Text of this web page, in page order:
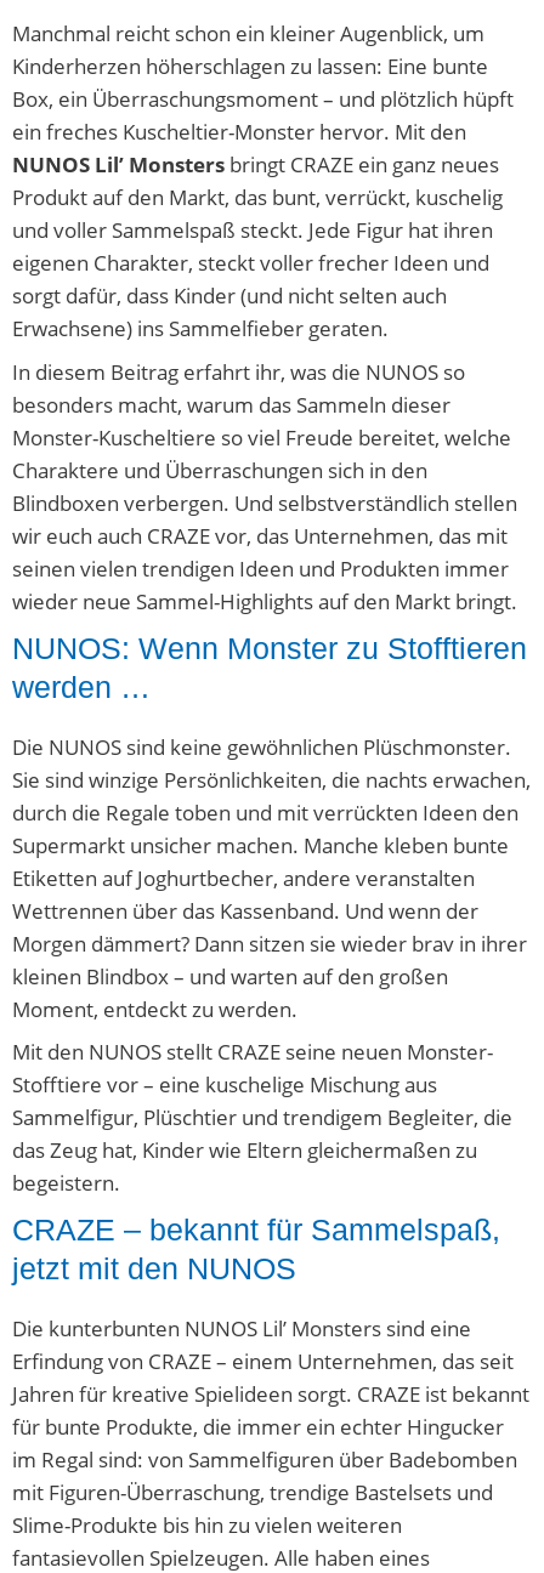
Manchmal reicht schon ein kleiner Augenblick, um
Kinderherzen höherschlagen zu lassen: Eine bunte
Box, ein Überraschungsmoment – und plötzlich hüpft
ein freches Kuscheltier-Monster hervor. Mit den
NUNOS Lil’ Monsters bringt CRAZE ein ganz neues
Produkt auf den Markt, das bunt, verrückt, kuschelig
und voller Sammelspaß steckt. Jede Figur hat ihren
eigenen Charakter, steckt voller frecher Ideen und
sorgt dafür, dass Kinder (und nicht selten auch
Erwachsene) ins Sammelfieber geraten.
In diesem Beitrag erfahrt ihr, was die NUNOS so
besonders macht, warum das Sammeln dieser
Monster-Kuscheltiere so viel Freude bereitet, welche
Charaktere und Überraschungen sich in den
Blindboxen verbergen. Und selbstverständlich stellen
wir euch auch CRAZE vor, das Unternehmen, das mit
seinen vielen trendigen Ideen und Produkten immer
wieder neue Sammel-Highlights auf den Markt bringt.
NUNOS: Wenn Monster zu Stofftieren
werden …
Die NUNOS sind keine gewöhnlichen Plüschmonster.
Sie sind winzige Persönlichkeiten, die nachts erwachen,
durch die Regale toben und mit verrückten Ideen den
Supermarkt unsicher machen. Manche kleben bunte
Etiketten auf Joghurtbecher, andere veranstalten
Wettrennen über das Kassenband. Und wenn der
Morgen dämmert? Dann sitzen sie wieder brav in ihrer
kleinen Blindbox – und warten auf den großen
Moment, entdeckt zu werden.
Mit den NUNOS stellt CRAZE seine neuen Monster-
Stofftiere vor – eine kuschelige Mischung aus
Sammelfigur, Plüschtier und trendigem Begleiter, die
das Zeug hat, Kinder wie Eltern gleichermaßen zu
begeistern.
CRAZE – bekannt für Sammelspaß,
jetzt mit den NUNOS
Die kunterbunten NUNOS Lil’ Monsters sind eine
Erfindung von CRAZE – einem Unternehmen, das seit
Jahren für kreative Spielideen sorgt. CRAZE ist bekannt
für bunte Produkte, die immer ein echter Hingucker
im Regal sind: von Sammelfiguren über Badebomben
mit Figuren-Überraschung, trendige Bastelsets und
Slime-Produkte bis hin zu vielen weiteren
fantasievollen Spielzeugen. Alle haben eines